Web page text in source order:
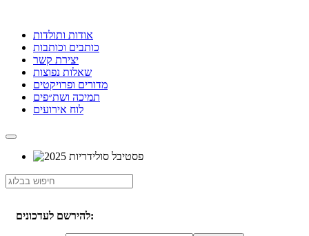
אודות ותולדות
כותבים וכותבות
יצירת קשר
שאלות נפוצות
מדורים ופרויקטים
תמיכה ושת״פים
לוח אירועים
להירשם לעדכונים: